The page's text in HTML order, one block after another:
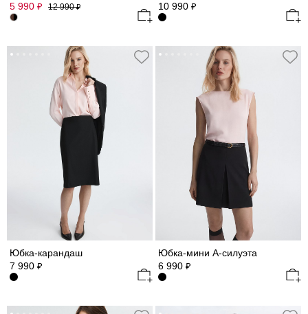
5 990 ₽ 12 990₽
10 990 ₽
Юбка-карандаш
7 990 ₽
Юбка-мини А-силуэта
6 990 ₽